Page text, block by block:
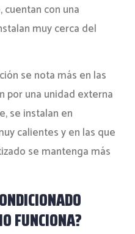
con una
muy cerca del
se nota más en las
por una unidad externa
se instalan en
calientes y en las que
se mantenga más
FUNCIONA?